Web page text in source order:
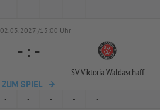
- - - - -
02.05.2027 /13:00 Uhr
- : -
SV Viktoria Waldaschaff
ZUM SPIEL
- - - - -